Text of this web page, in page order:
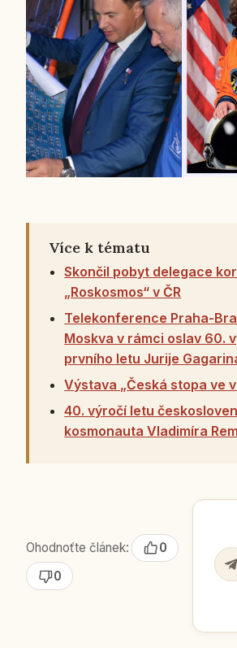
Více k tématu
Skončil pobyt delegace
„Roskosmos“ v ČR
Telekonference Praha-
Moskva v rámci oslav 60.
prvního letu Jurije
Výstava „Česká stopa ve
40. výročí letu
kosmonauta Vladimíra
Ohodnoťte článek:
0
0